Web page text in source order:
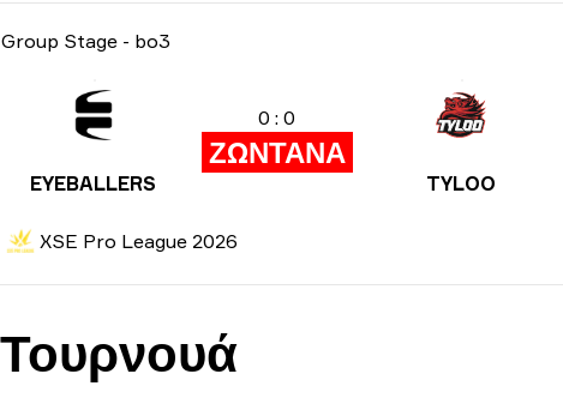
Group Stage - bo3
EYEBALLERS
0 : 0
ΖΩΝΤΑΝΑ
TYLOO
XSE Pro League 2026
Τουρνουά